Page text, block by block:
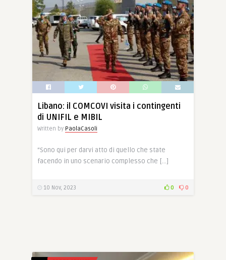
Libano: il COMCOVI visita i contingenti
di UNIFIL e MIBIL
Written by PaolaCasoli
“Sono qui per darvi atto di quello che state
facendo in uno scenario complesso che […]
10 Nov, 2023 0 0